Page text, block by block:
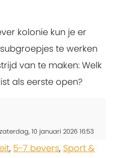
kolonie kun je er
te werken
van te maken: Welk
als eerste open?
10 januari 2026 16:53
, 5-7 bevers, Sport &